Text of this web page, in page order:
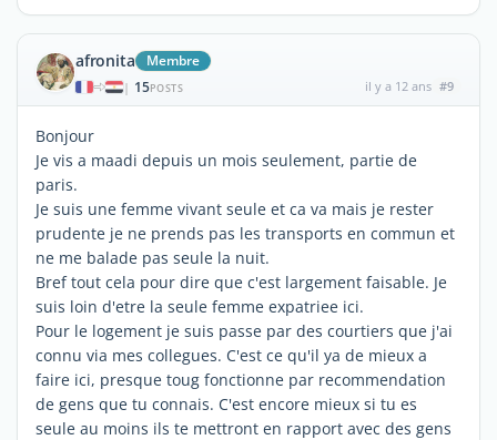
afronita Membre
| 15POSTS il y a 12 ans #9
Bonjour
Je vis a maadi depuis un mois seulement, partie de
paris.
Je suis une femme vivant seule et ca va mais je rester
prudente je ne prends pas les transports en commun et
ne me balade pas seule la nuit.
Bref tout cela pour dire que c'est largement faisable. Je
suis loin d'etre la seule femme expatriee ici.
Pour le logement je suis passe par des courtiers que j'ai
connu via mes collegues. C'est ce qu'il ya de mieux a
faire ici, presque toug fonctionne par recommendation
de gens que tu connais. C'est encore mieux si tu es
seule au moins ils te mettront en rapport avec des gens